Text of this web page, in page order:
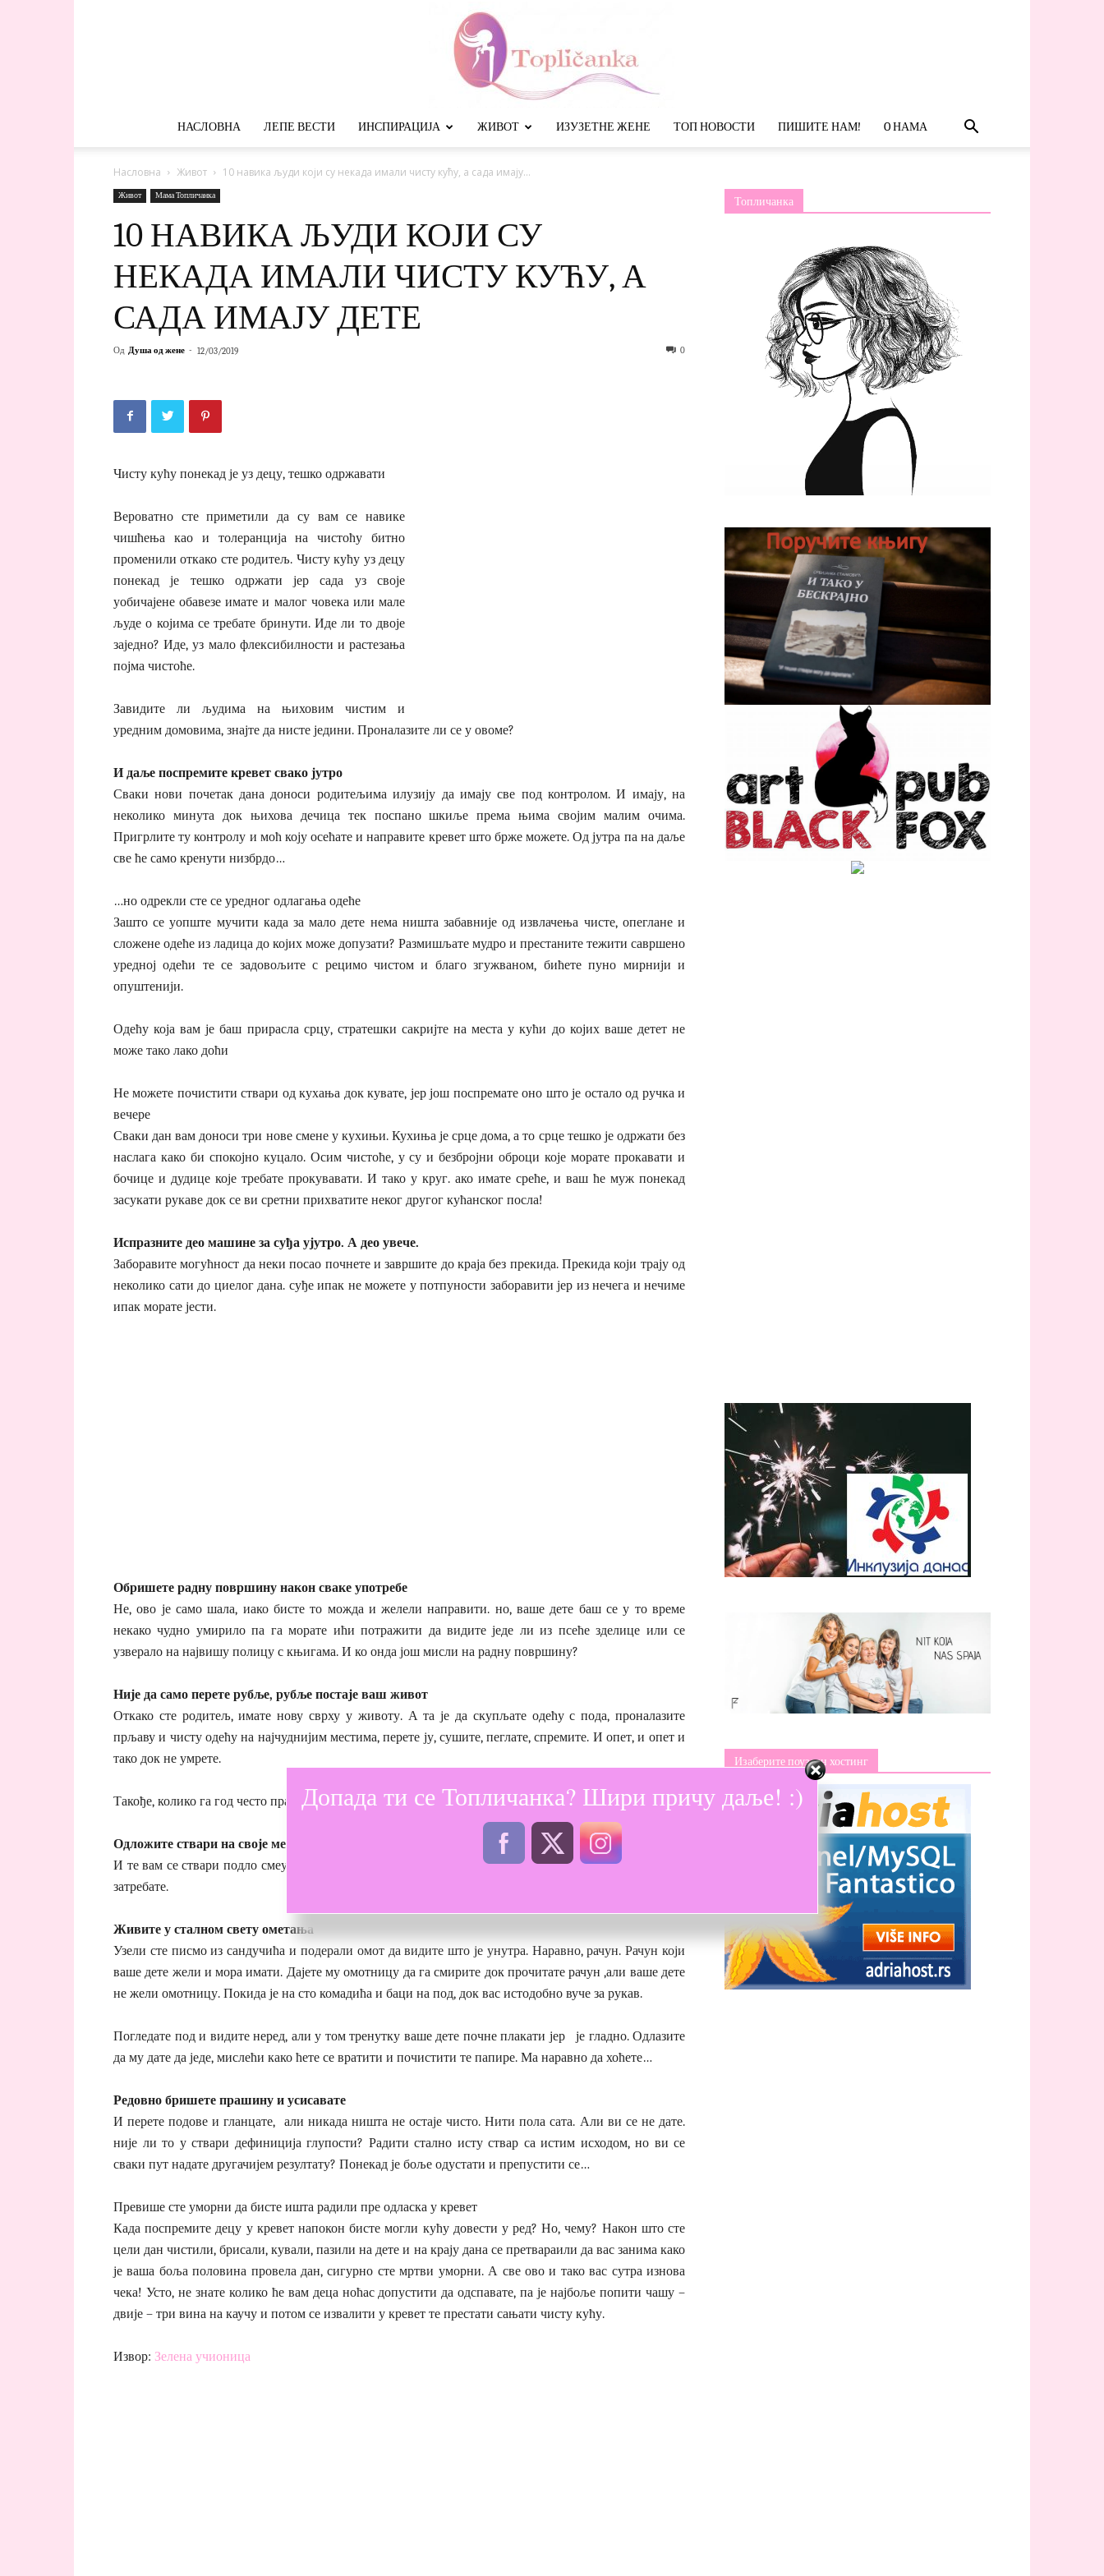
НАСЛОВНА ЛЕПЕ ВЕСТИ ИНСПИРАЦИЈА ЖИВОТ ИЗУЗЕТНЕ ЖЕНЕ ТОП НОВОСТИ ПИШИТЕ НАМ! O НАМА
Насловна Живот 10 навика људи који су некада имали чисту кућу, а сада имају...
Живот Мама Топличанка
10 НАВИКА ЉУДИ КОЈИ СУ
НЕКАДА ИМАЛИ ЧИСТУ КУЋУ, А
САДА ИМАЈУ ДЕТЕ
Од Душа од жене - 12/03/2019 0
Чисту кућу понекад је уз децу, тешко одржавати
Вероватно сте приметили да су вам се навике
чишћења као и толеранција на чистоћу битно
променили откако сте родитељ. Чисту кућу уз децу
понекад је тешко одржати јер сада уз своје
уобичајене обавезе имате и малог човека или мале
људе о којима се требате бринути. Иде ли то двоје
заједно? Иде, уз мало флексибилности и растезања
појма чистоће.
Завидите ли људима на њиховим чистим и
уредним домовима, знајте да нисте једини. Проналазите ли се у овоме?
И даље поспремите кревет свако јутро
Сваки нови почетак дана доноси родитељима илузију да имају све под контролом. И имају, на
неколико минута док њихова дечица тек поспано шкиље према њима својим малим очима.
Пригрлите ту контролу и моћ коју осећате и направите кревет што брже можете. Од јутра па на даље
све ће само кренути низбрдо…
…но одрекли сте се уредног одлагања одеће
Зашто се уопште мучити када за мало дете нема ништа забавније од извлачења чисте, опеглане и
сложене одеће из ладица до којих може допузати? Размишљате мудро и престаните тежити савршено
уредној одећи те се задовољите с рецимо чистом и благо згужваном, бићете пуно мирнији и
опуштенији.
Одећу која вам је баш прирасла срцу, стратешки сакријте на места у кући до којих ваше детет не
може тако лако доћи
Не можете почистити ствари од кухања док кувате, јер још поспремате оно што је остало од ручка и
вечере
Сваки дан вам доноси три нове смене у кухињи. Кухиња је срце дома, а то срце тешко је одржати без
наслага како би спокојно куцало. Осим чистоће, у су и безбројни оброци које морате прокавати и
бочице и дудице које требате прокувавати. И тако у круг. ако имате среће, и ваш ће муж понекад
засукати рукаве док се ви сретни прихватите неког другог кућанског посла!
Испразните део машине за суђа ујутро. А део увече.
Заборавите могућност да неки посао почнете и завршите до краја без прекида. Прекида који трају од
неколико сати до циелог дана. суђе ипак не можете у потпуности заборавити јер из нечега и нечиме
ипак морате јести.
Обришете радну површину након сваке употребе
Не, ово је само шала, иако бисте то можда и желели направити. но, ваше дете баш се у то време
некако чудно умирило па га морате ићи потражити да видите једе ли из псеће зделице или се
узверало на највишу полицу с књигама. И ко онда још мисли на радну површину?
Није да само перете рубље, рубље постаје ваш живот
Откако сте родитељ, имате нову сврху у животу. А та је да скупљате одећу с пода, проналазите
прљаву и чисту одећу на најчуднијим местима, перете ју, сушите, пеглате, спремите. И опет, и опет и
тако док не умрете.
Такође, колико га год често прали, кошара за рубље још је увек пуна.
Одложите ствари на своје место
И те вам се ствари подло смеу у лице јер једнако добро, као и ви, знају да их нећете ту наћи када их
затребате.
Живите у сталном свету ометања
Узели сте писмо из сандучића и подерали омот да видите што је унутра. Наравно, рачун. Рачун који
ваше дете жели и мора имати. Дајете му омотницу да га смирите док прочитате рачун ,али ваше дете
не жели омотницу. Покида је на сто комадића и баци на под, док вас истодобно вуче за рукав.
Погледате под и видите неред, али у том тренутку ваше дете почне плакати јер је гладно. Одлазите
да му дате да једе, мислећи како ћете се вратити и почистити те папире. Ма наравно да хоћете…
Редовно бришете прашину и усисавате
И перете подове и гланцате, али никада ништа не остаје чисто. Нити пола сата. Али ви се не дате.
није ли то у ствари дефиниција глупости? Радити стално исту ствар са истим исходом, но ви се
сваки пут надате другачијем резултату? Понекад је боље одустати и препустити се…
Превише сте уморни да бисте ишта радили пре одласка у кревет
Када поспремите децу у кревет напокон бисте могли кућу довести у ред? Но, чему? Након што сте
цели дан чистили, брисали, кували, пазили на дете и на крају дана се претвараили да вас занима како
је ваша боља половина провела дан, сигурно сте мртви уморни. А све ово и тако вас сутра изнова
чека! Усто, не знате колико ће вам деца ноћас допустити да одспавате, па је најбоље попити чашу –
двије – три вина на каучу и потом се извалити у кревет те престати сањати чисту кућу.
Извор: Зелена учионица
Топличанка
Изаберите поуздан хостинг
Допада ти се Топличанка? Шири причу даље! :)